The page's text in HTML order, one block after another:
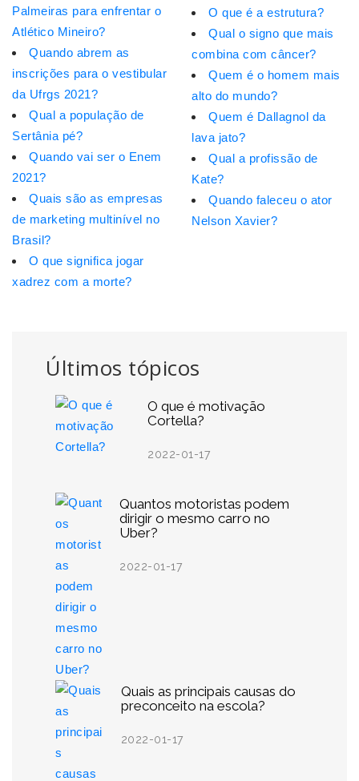
Últimos tópicos
O que é motivação
Cortella?
2022-01-17
Quantos motoristas podem
dirigir o mesmo carro no
Uber?
2022-01-17
Quais as principais causas do
preconceito na escola?
2022-01-17
Palmeiras para enfrentar o
Atlético Mineiro?
Quando abrem as
inscrições para o vestibular
da Ufrgs 2021?
Qual a população de
Sertânia pé?
Quando vai ser o Enem
2021?
Quais são as empresas
de marketing multinível no
Brasil?
O que significa jogar
xadrez com a morte?
O que é a estrutura?
Qual o signo que mais
combina com câncer?
Quem é o homem mais
alto do mundo?
Quem é Dallagnol da
lava jato?
Qual a profissão de
Kate?
Quando faleceu o ator
Nelson Xavier?